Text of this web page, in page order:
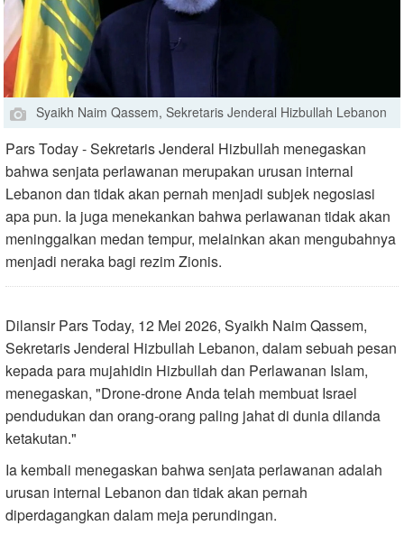
Syaikh Naim Qassem, Sekretaris Jenderal Hizbullah Lebanon
Pars Today - Sekretaris Jenderal Hizbullah menegaskan
bahwa senjata perlawanan merupakan urusan internal
Lebanon dan tidak akan pernah menjadi subjek negosiasi
apa pun. Ia juga menekankan bahwa perlawanan tidak akan
meninggalkan medan tempur, melainkan akan mengubahnya
menjadi neraka bagi rezim Zionis.
Dilansir Pars Today, 12 Mei 2026, Syaikh Naim Qassem,
Sekretaris Jenderal Hizbullah Lebanon, dalam sebuah pesan
kepada para mujahidin Hizbullah dan Perlawanan Islam,
menegaskan, "Drone-drone Anda telah membuat Israel
pendudukan dan orang-orang paling jahat di dunia dilanda
ketakutan."
Ia kembali menegaskan bahwa senjata perlawanan adalah
urusan internal Lebanon dan tidak akan pernah
diperdagangkan dalam meja perundingan.